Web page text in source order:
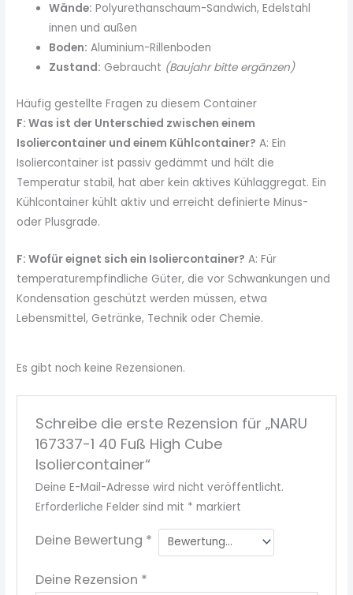
Wände: Polyurethanschaum-Sandwich, Edelstahl
innen und außen
Boden: Aluminium-Rillenboden
Zustand: Gebraucht (Baujahr bitte ergänzen)
Häufig gestellte Fragen zu diesem Container
F: Was ist der Unterschied zwischen einem
Isoliercontainer und einem Kühlcontainer? A: Ein
Isoliercontainer ist passiv gedämmt und hält die
Temperatur stabil, hat aber kein aktives Kühlaggregat. Ein
Kühlcontainer kühlt aktiv und erreicht definierte Minus-
oder Plusgrade.
F: Wofür eignet sich ein Isoliercontainer? A: Für
temperaturempfindliche Güter, die vor Schwankungen und
Kondensation geschützt werden müssen, etwa
Lebensmittel, Getränke, Technik oder Chemie.
Es gibt noch keine Rezensionen.
Schreibe die erste Rezension für „NARU
167337-1 40 Fuß High Cube
Isoliercontainer“
Deine E-Mail-Adresse wird nicht veröffentlicht.
Erforderliche Felder sind mit * markiert
Deine Bewertung *
Deine Rezension *